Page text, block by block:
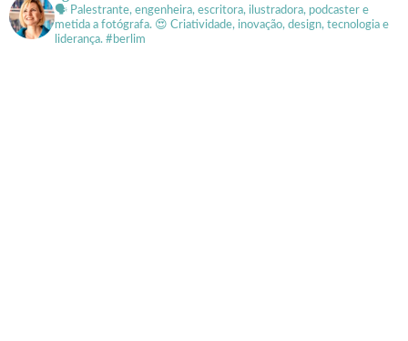
🗣 Palestrante, engenheira, escritora, ilustradora, podcaster e
metida a fotógrafa. 😍 Criatividade, inovação, design, tecnologia e
liderança. #berlim